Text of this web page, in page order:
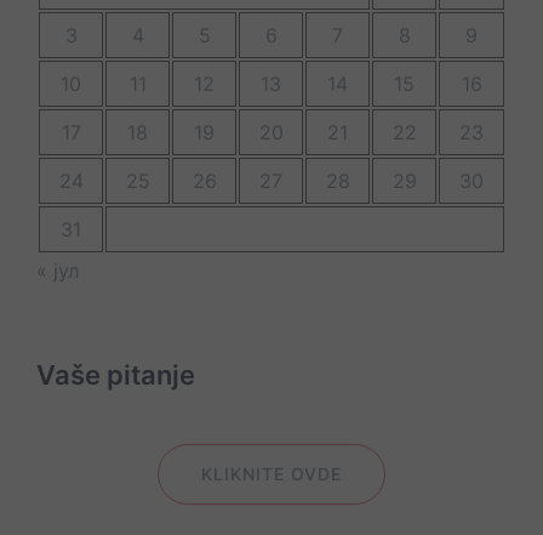
3
4 5 6 7 8
9
10
11 12 13 14 15
16
17
18 19 20 21 22
23
24
25 26 27 28 29
30
31
« јул
Vaše pitanje
KLIKNITE OVDE